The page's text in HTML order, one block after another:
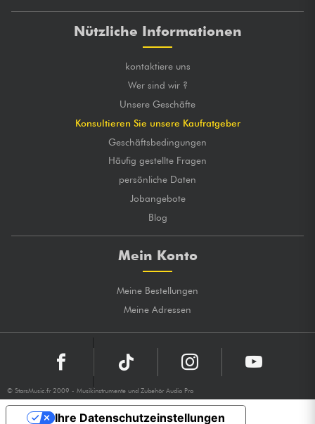
Nützliche Informationen
kontaktiere uns
Wer sind wir ?
Unsere Geschäfte
Konsultieren Sie unsere Kaufratgeber
Geschäftsbedingungen
Häufig gestellte Fragen
persönliche Daten
Jobangebote
Blog
Mein Konto
Meine Bestellungen
Meine Adressen
© StarsMusic.fr 2009 - Musikinstrumente und Zubehör Audio Pro
Ihre Datenschutzeinstellungen